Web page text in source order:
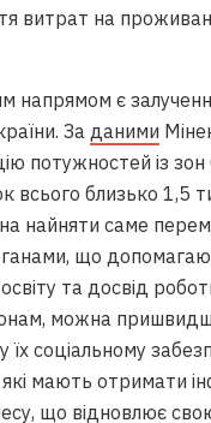
витрат на
є
За даними
потужностей із
всього близько 1,5
найняти саме
що
та досвід
можна
їх соціальному
які мають отримати
що відновлює